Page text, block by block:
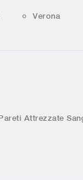
Verona
Attrezzate